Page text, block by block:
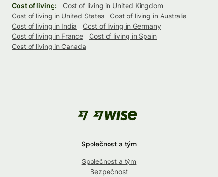
Cost of living:
Cost of living in United Kingdom
Cost of living in United States
Cost of living in Australia
Cost of living in India
Cost of living in Germany
Cost of living in France
Cost of living in Spain
Cost of living in Canada
Společnost a tým
Společnost a tým
Bezpečnost